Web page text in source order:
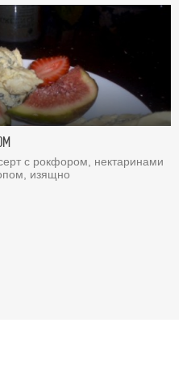
с рокфором, нектаринами
изящно